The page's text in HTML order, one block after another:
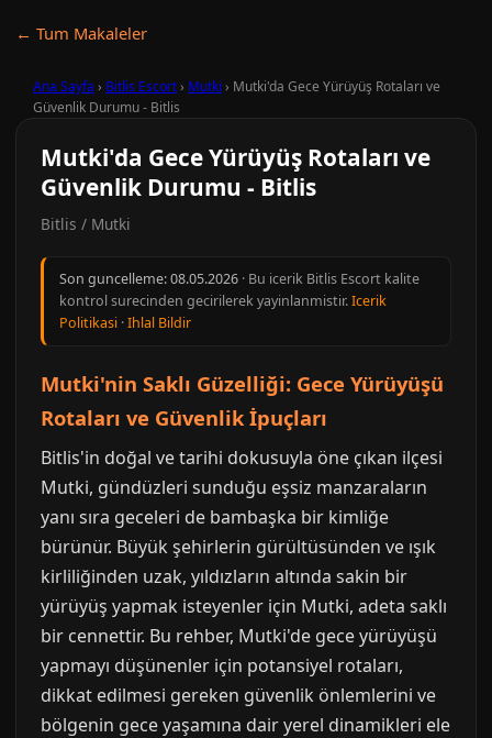
← Tum Makaleler
Ana Sayfa › Bitlis Escort› Mutki › Mutki'da Gece Yürüyüş Rotaları ve
Güvenlik Durumu - Bitlis
Mutki'da Gece Yürüyüş Rotaları ve
Güvenlik Durumu - Bitlis
Bitlis / Mutki
Son guncelleme:08.05.2026 · Bu icerik Bitlis Escort kalite
kontrol surecinden gecirilerek yayinlanmistir.Icerik
Politikasi ·Ihlal Bildir
Mutki'nin Saklı Güzelliği: Gece Yürüyüşü
Rotaları ve Güvenlik İpuçları
Bitlis'in doğal ve tarihi dokusuyla öne çıkan ilçesi
Mutki, gündüzleri sunduğu eşsiz manzaraların
yanı sıra geceleri de bambaşka bir kimliğe
bürünür. Büyük şehirlerin gürültüsünden ve ışık
kirliliğinden uzak, yıldızların altında sakin bir
yürüyüş yapmak isteyenler için Mutki, adeta saklı
bir cennettir. Bu rehber, Mutki'de gece yürüyüşü
yapmayı düşünenler için potansiyel rotaları,
dikkat edilmesi gereken güvenlik önlemlerini ve
bölgenin gece yaşamına dair yerel dinamikleri ele